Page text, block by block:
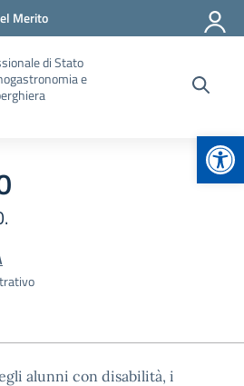
Merito
di Stato
e
alunni con disabilità, i